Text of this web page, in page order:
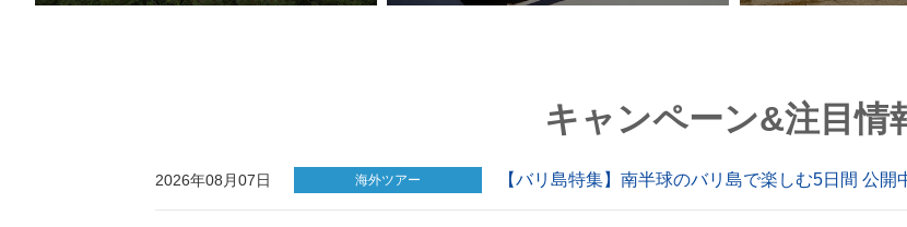
キャンペーン&注目情
2026年08月07日 海外ツアー 【バリ島特集】南半球のバリ島で楽しむ5日間 公開